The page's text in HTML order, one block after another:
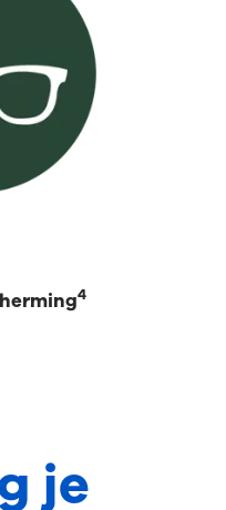
4
je